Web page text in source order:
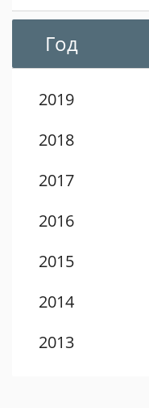
Год
2019
2018
2017
2016
2015
2014
2013